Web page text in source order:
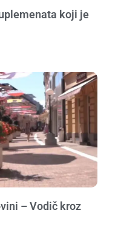
koji je
– Vodič kroz